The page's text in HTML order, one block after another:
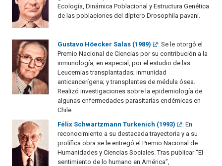
Ecología, Dinámica Poblacional y Estructura Genética
de las poblaciones del díptero Drosophila pavani.
Gustavo Höecker Salas (1989)
: Se le otorgó el
Premio Nacional de Ciencias por su contribución a la
inmunología, en especial, por el estudio de las
Leucemias transplantadas; inmunidad
anticancerígena; y transplantes de médula ósea.
Realizó investigaciones sobre la epidemiología de
algunas enfermedades parasitarias endémicas en
Chile.
Félix Schwartzmann Turkenich (1993)
: En
reconocimiento a su destacada trayectoria y a su
prolífica obra se le entregó el Premio Nacional de
Humanidades y Ciencias Sociales. Tras publicar “El
sentimiento de lo humano en América”,